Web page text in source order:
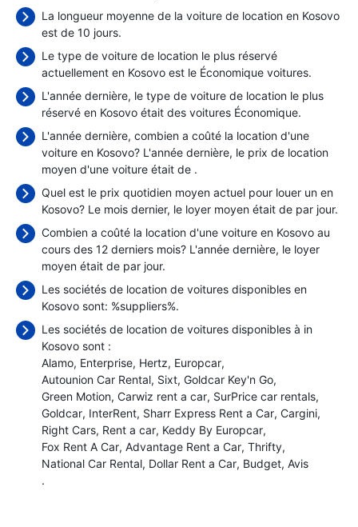
La longueur moyenne de la voiture de location en Kosovo
est de 10 jours.
Le type de voiture de location le plus réservé
actuellement en Kosovo est le Économique voitures.
L'année dernière, le type de voiture de location le plus
réservé en Kosovo était des voitures Économique.
L'année dernière, combien a coûté la location d'une
voiture en Kosovo? L'année dernière, le prix de location
moyen d'une voiture était de .
Quel est le prix quotidien moyen actuel pour louer un en
Kosovo? Le mois dernier, le loyer moyen était de par jour.
Combien a coûté la location d'une voiture en Kosovo au
cours des 12 derniers mois? L'année dernière, le loyer
moyen était de par jour.
Les sociétés de location de voitures disponibles en
Kosovo sont: %suppliers%.
Les sociétés de location de voitures disponibles à in
Kosovo sont :
Alamo Enterprise Hertz Europcar
Autounion Car Rental Sixt Goldcar Key'n Go
Green Motion Carwiz rent a car SurPrice car rentals
Goldcar InterRent Sharr Express Rent a Car Cargini
Right Cars Rent a car Keddy By Europcar
Fox Rent A Car Advantage Rent a Car Thrifty
National Car Rental Dollar Rent a Car Budget Avis
.